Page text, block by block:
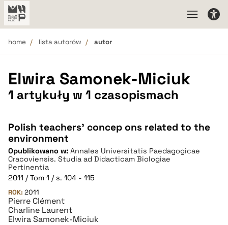
home lista autorów autor
Elwira Samonek-Miciuk
1 artykuły w 1 czasopismach
Polish teachers’ concep ons related to the
environment
Opublikowano w: Annales Universitatis Paedagogicae
Cracoviensis. Studia ad Didacticam Biologiae
Pertinentia
2011 / Tom 1 / s. 104 - 115
ROK: 2011
Pierre Clément
Charline Laurent
Elwira Samonek-Miciuk